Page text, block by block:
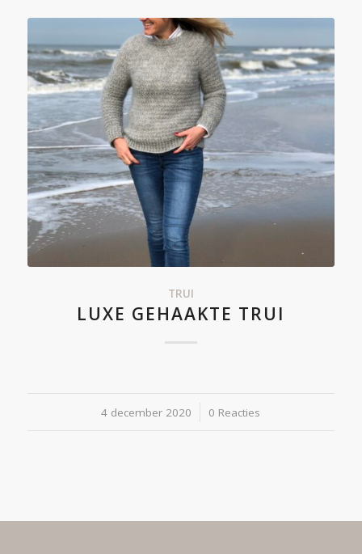
TRUI
LUXE GEHAAKTE TRUI
4 december 2020
/ 0 Reacties